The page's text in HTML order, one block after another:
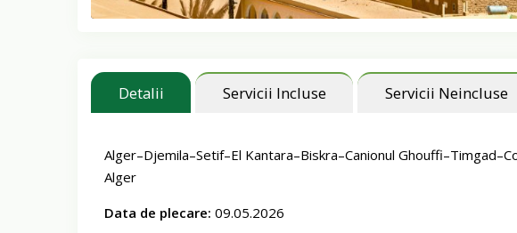
Detalii Servicii Incluse Servicii Neincluse
Alger–Djemila–Setif–El Kantara–Biskra–Canionul
Alger
Data de plecare: 09.05.2026